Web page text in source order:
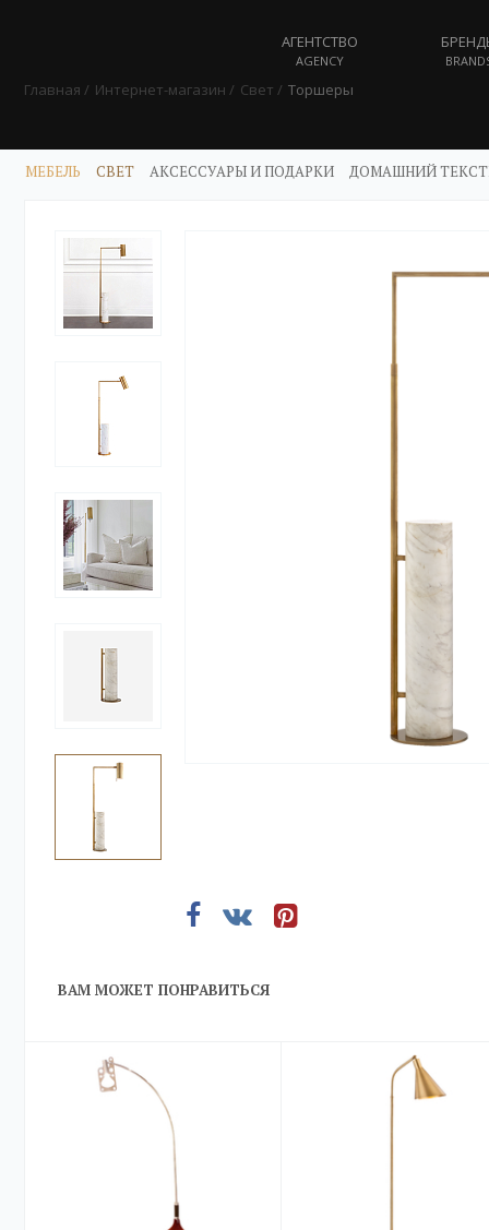
АГЕНТСТВО
AGENCY
Главная Интернет-магазин Свет Торшеры
МЕБЕЛЬ СВЕТ АКСЕССУАРЫ И ПОДАРКИ ДОМАШНИЙ
ВАМ МОЖЕТ ПОНРАВИТЬСЯ